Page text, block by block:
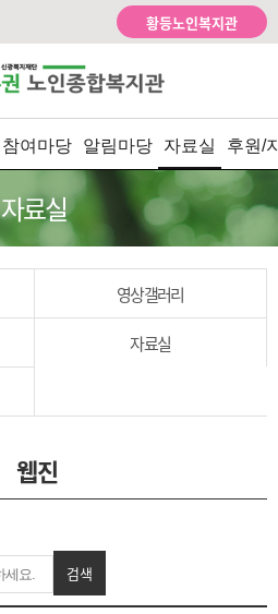
황등노인복지관
참여마당 알림마당 자료실 후원/
자료실
영상갤러리
자료실
웹진
검색